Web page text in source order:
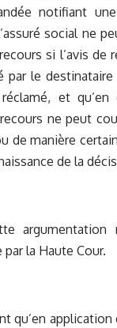
notifiant
social ne
si l’avis de
par le
et qu’en
ne peut
de manière
de la
par la Haute Cour.
qu’en application